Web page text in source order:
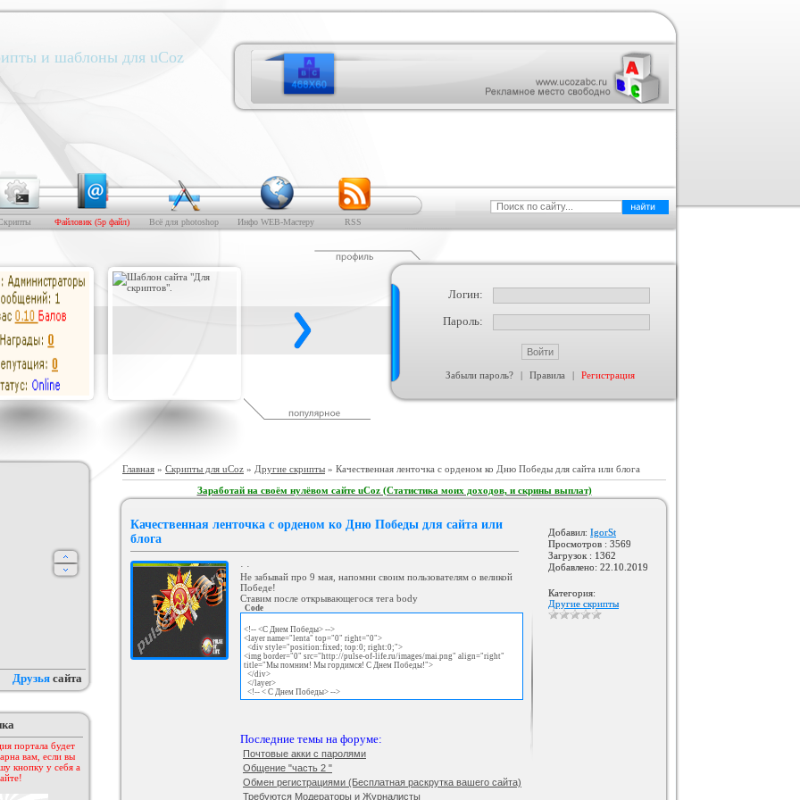
и шаблоны для uCoz
Файловик (5р файл) Всё для photoshop Инфо WEB-Мастеру RSS
Шаблон сайта "Для скриптов".
Коллекция шаблонов № 1
(Музыка)
KIBER
Категория :
ucoz
Категория :Игровые
Логин:
Пароль:
Забыли пароль? | Правила | Регистрация
Главная » Скрипты для uCoz » Другие скрипты » Качественная ленточка с орденом ко Дню Победы для сайта или блога
Заработай на своём нулёвом сайте uCoz (Статистика моих доходов, и скрины выплат)
Качественная ленточка с орденом ко Дню Победы для сайта или
блога
· ·
Не забывай про 9 мая, напомни своим пользователям о великой
Победе!
Ставим после открывающегося тега body
Code
<!-- <С Днем Победы> -->
<layer name="lenta" top="0" right="0">
<div style="position:fixed; top:0; right:0;">
<img border="0" src="http://pulse-of-life.ru/images/mai.png" align="right"
title="Мы помним! Мы гордимся! С Днем Победы!">
</div>
</layer>
<!-- < С Днем Победы> -->
Последние темы на форуме:
Почтовые акки с паролями
Общение "часть 2 "
Обмен регистрациями (Бесплатная раскрутка вашего сайта)
Требуются Модераторы и Журналисты
Добавил: IgorSt
Просмотров : 3569
Загрузок : 1362
Добавлено: 22.10.2019
Категория:
Другие скрипты
Друзья сайта
портала будет
вам, если вы
кнопку у себя а